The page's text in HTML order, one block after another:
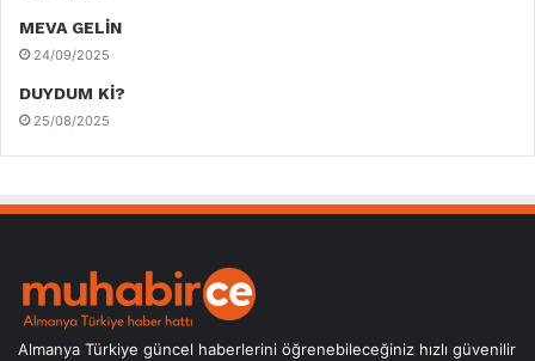
MEVA GELİN
24/09/2025
DUYDUM Kİ?
25/08/2025
Almanya Türkiye güncel haberlerini öğrenebileceğiniz hızlı güvenilir